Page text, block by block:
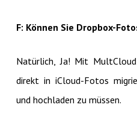
F: Können Sie Dropbox-
Natürlich, Ja! Mit
direkt in iCloud-Fotos
und hochladen zu müssen.